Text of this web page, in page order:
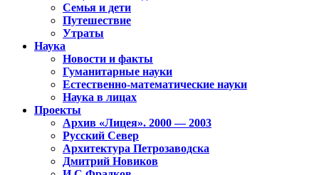
Семья и дети
Путешествие
Утраты
Наука
Новости и факты
Гуманитарные науки
Естественно-математические науки
Наука в лицах
Проекты
Архив «Лицея». 2000 — 2003
Русский Север
Архитектура Петрозаводска
Дмитрий Новиков